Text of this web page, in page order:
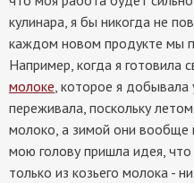
кулинара, я бы никогда не
каждом новом продукте мы
Например, когда я готовила
молоке, которое я добывала
переживала, поскольку
молоко, а зимой они вообще
мою голову пришла идея,
только из козьего молока -